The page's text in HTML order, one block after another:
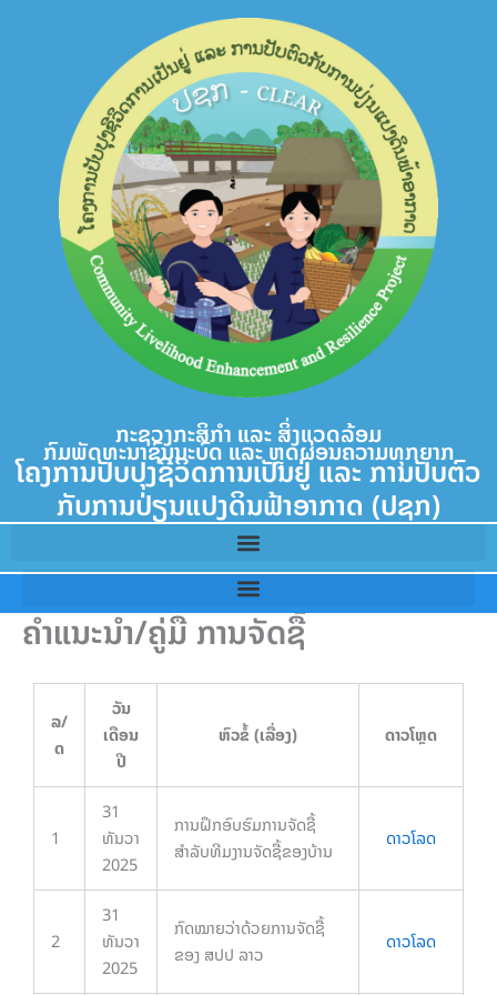
ກະຊວງກະສິກຳ ແລະ ສິ່ງແວດລ້ອມ
ກົມພັດທະນາຊົນນະບົດ ແລະ ຫຼຸດຜ່ອນຄວາມທຸກຍາກ
ໂຄງການປັບປຸງຊີວິດການເປັນຢູ່ ແລະ ການປັບຕົວ
ກັບການປ່ຽນແປງດິນຟ້າອາກາດ (ປຊກ)
ຄຳແນະນຳ/ຄູ່ມື ການຈັດຊື້
ລ/
ດ
ວັນ
ເດືອນ
ປີ
ຫົວຂໍ້ (ເລື່ອງ) ດາວໂຫຼດ
1
31
ທັນວາ
2025
ການຝຶກອົບຮົມການຈັດຊື້
ສຳລັບທີມງານຈັດຊື້ຂອງບ້ານ
ດາວໂລດ
2
31
ທັນວາ
2025
ກົດໝາຍວ່າດ້ວຍການຈັດຊື້
ຂອງ ສປປ ລາວ
ດາວໂລດ